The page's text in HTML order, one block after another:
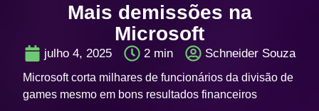
Mais demissões na
Microsoft
julho 4, 2025 2 min Schneider Souza
Microsoft corta milhares de funcionários da divisão de
games mesmo em bons resultados financeiros